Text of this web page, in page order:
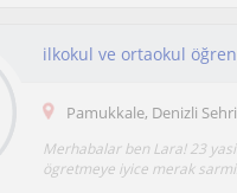
ilkokul ve ortaokul
Pamukkale, Denizli Sehri
Merhabalar ben Lara! 23
ögretmeye iyice merak